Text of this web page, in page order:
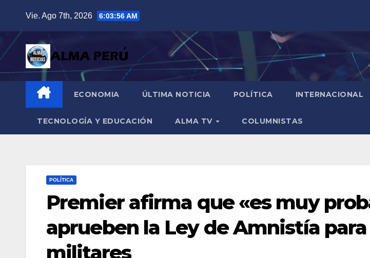
contenido
Vie. Ago 7th, 2026 6:03:58 AM
ECONOMIA ÚLTIMA NOTICIA POLÍTICA INTERNACIONAL
TECNOLOGÍA Y EDUCACIÓN ALMA TV COLUMNISTAS
POLÍTICA
Premier afirma que «es muy
aprueben la Ley de Amnistía
militares